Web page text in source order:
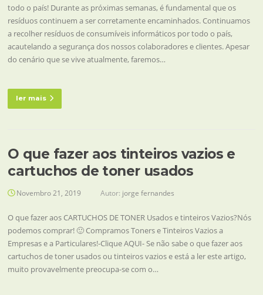
todo o país! Durante as próximas semanas, é fundamental que os
resíduos continuem a ser corretamente encaminhados. Continuamos
a recolher resíduos de consumíveis informáticos por todo o país,
acautelando a segurança dos nossos colaboradores e clientes. Apesar
do cenário que se vive atualmente, faremos…
ler mais
O que fazer aos tinteiros vazios e
cartuchos de toner usados
Novembro 21, 2019 Autor: jorge fernandes
O que fazer aos CARTUCHOS DE TONER Usados e tinteiros Vazios?Nós
podemos comprar! 🙂 Compramos Toners e Tinteiros Vazios a
Empresas e a Particulares!-Clique AQUI- Se não sabe o que fazer aos
cartuchos de toner usados ou tinteiros vazios e está a ler este artigo,
muito provavelmente preocupa-se com o…